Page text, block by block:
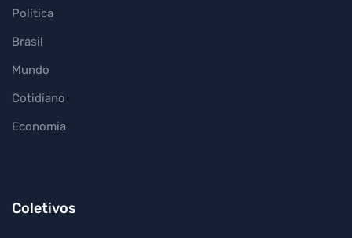
Política
Brasil
Mundo
Cotidiano
Economia
Coletivos